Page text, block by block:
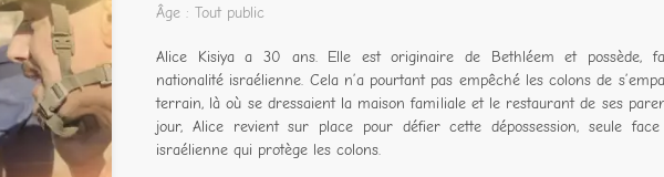
Âge : Tout public
Alice Kisiya a 30 ans. Elle est originaire de Bethléem et possède,
nationalité israélienne. Cela n’a pourtant pas empêché les colons de
terrain, là où se dressaient la maison familiale et le restaurant de ses
jour, Alice revient sur place pour défier cette dépossession, seule face
israélienne qui protège les colons.